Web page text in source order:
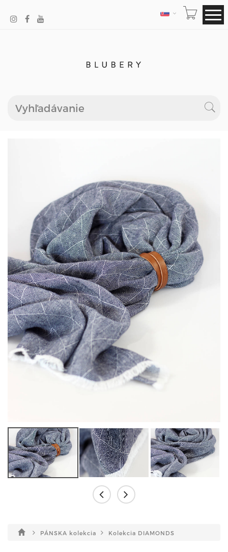
JAZYK
PÁNSKA kolekcia Kolekcia DIAMONDS